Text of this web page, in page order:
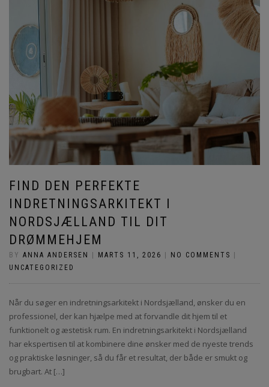
FIND DEN PERFEKTE
INDRETNINGSARKITEKT I
NORDSJÆLLAND TIL DIT
DRØMMEHJEM
BY ANNA ANDERSEN MARTS 11, 2026 NO COMMENTS
UNCATEGORIZED
Når du søger en indretningsarkitekt i Nordsjælland, ønsker du en
professionel, der kan hjælpe med at forvandle dit hjem til et
funktionelt og æstetisk rum. En indretningsarkitekt i Nordsjælland
har ekspertisen til at kombinere dine ønsker med de nyeste trends
og praktiske løsninger, så du får et resultat, der både er smukt og
brugbart. At […]